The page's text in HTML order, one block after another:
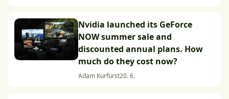
Nvidia launched its GeForce
NOW summer sale and
discounted annual plans. How
much do they cost now?
Adam Kurfürst20. 6.